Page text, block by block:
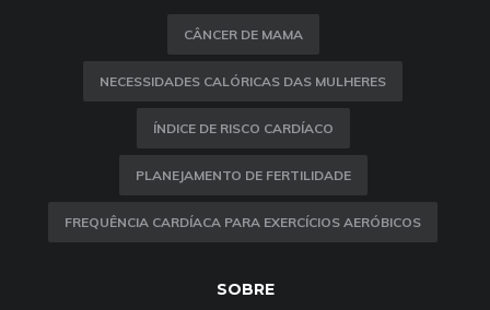
CÂNCER DE MAMA
NECESSIDADES CALÓRICAS DAS MULHERES
ÍNDICE DE RISCO CARDÍACO
PLANEJAMENTO DE FERTILIDADE
FREQUÊNCIA CARDÍACA PARA EXERCÍCIOS AERÓBICOS
SOBRE